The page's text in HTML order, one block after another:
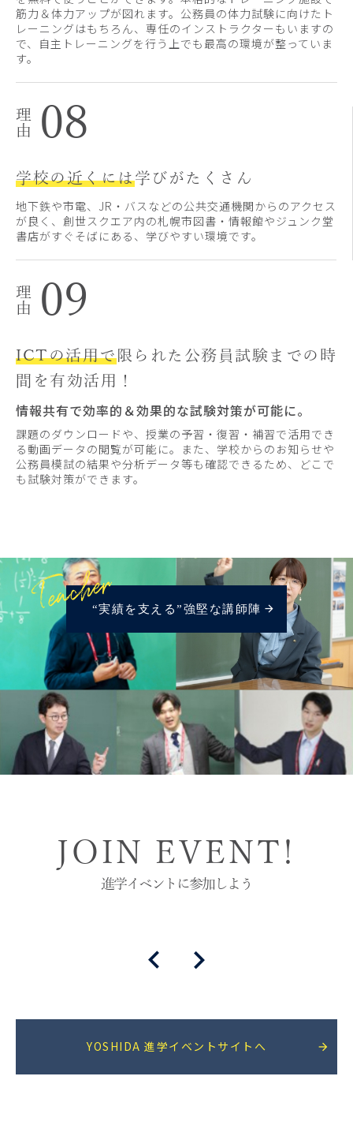
筋力＆体力アップが図れます。公務員の体力試験に向けたト
レーニングはもちろん、専任のインストラクターもいますの
で、自主トレーニングを行う上でも最高の環境が整っていま
す。
08
学校の近くには学びがたくさん
地下鉄や市電、JR・バスなどの公共交通機関からのアクセス
が良く、創世スクエア内の札幌市図書・情報館やジュンク堂
書店がすぐそばにある、学びやすい環境です。
09
ICTの活用で限られた公務員試験までの時
間を有効活用！
情報共有で効率的＆効果的な試験対策が可能に。
課題のダウンロードや、授業の予習・復習・補習で活用でき
る動画データの閲覧が可能に。また、学校からのお知らせや
公務員模試の結果や分析データ等も確認できるため、どこで
も試験対策ができます。
“実績を支える”強堅な講師陣
JOIN EVENT!
進学イベントに参加しよう
YOSHIDA 進学イベントサイトへ